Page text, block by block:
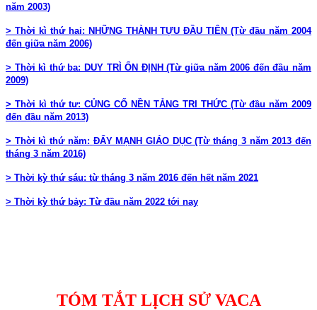
năm 2003)
> Thời kì thứ hai: NHỮNG THÀNH TỰU ĐẦU TIÊN (Từ đầu năm 2004
đến giữa năm 2006)
> Thời kì thứ ba: DUY TRÌ ỔN ĐỊNH (Từ giữa năm 2006 đến đầu năm
2009)
> Thời kì thứ tư: CỦNG CỐ NỀN TẢNG TRI THỨC (Từ đầu năm 2009
đến đầu năm 2013)
> Thời kì thứ năm: ĐẨY MẠNH GIÁO DỤC (Từ tháng 3 năm 2013 đến
tháng 3 năm 2016)
> Thời kỳ thứ sáu: từ tháng 3 năm 2016 đến hết năm 2021
> Thời kỳ thứ bảy: Từ đầu năm 2022 tới nay
TÓM TẮT LỊCH SỬ VACA